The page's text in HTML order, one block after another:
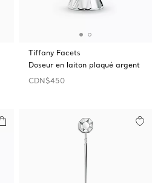
Tiffany Facets
Doseur en laiton plaqué argent
CDN$450